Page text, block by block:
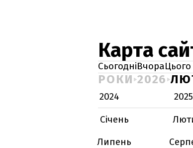
Карта
СьогодніВчора
РОКИ 2026
2024 2025
Січень
Липень